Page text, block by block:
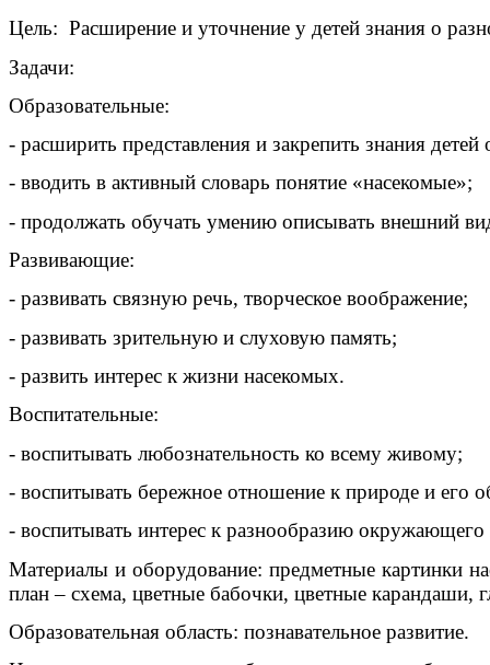
Цель: Расширение и уточнение у детей знания о
Задачи:
Образовательные:
- расширить представления и закрепить знания детей
- вводить в активный словарь понятие «насекомые»;
- продолжать обучать умению описывать внешний
Развивающие:
- развивать связную речь, творческое воображение;
- развивать зрительную и слуховую память;
- развить интерес к жизни насекомых.
Воспитательные:
- воспитывать любознательность ко всему живому;
- воспитывать бережное отношение к природе и его
- воспитывать интерес к разнообразию
Материалы и оборудование: предметные картинки
план – схема, цветные бабочки, цветные карандаши,
Образовательная область: познавательное развитие.